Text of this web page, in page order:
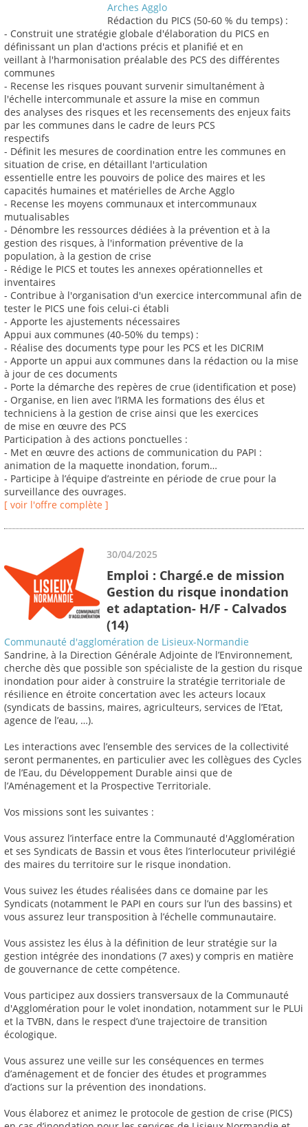
Arches Agglo
Rédaction du PICS (50-60 % du temps) :
- Construit une stratégie globale d'élaboration du PICS en
définissant un plan d'actions précis et planifié et en
veillant à l'harmonisation préalable des PCS des différentes
communes
- Recense les risques pouvant survenir simultanément à
l'échelle intercommunale et assure la mise en commun
des analyses des risques et les recensements des enjeux faits
par les communes dans le cadre de leurs PCS
respectifs
- Définit les mesures de coordination entre les communes en
situation de crise, en détaillant l'articulation
essentielle entre les pouvoirs de police des maires et les
capacités humaines et matérielles de Arche Agglo
- Recense les moyens communaux et intercommunaux
mutualisables
- Dénombre les ressources dédiées à la prévention et à la
gestion des risques, à l'information préventive de la
population, à la gestion de crise
- Rédige le PICS et toutes les annexes opérationnelles et
inventaires
- Contribue à l'organisation d'un exercice intercommunal afin de
tester le PICS une fois celui-ci établi
- Apporte les ajustements nécessaires
Appui aux communes (40-50% du temps) :
- Réalise des documents type pour les PCS et les DICRIM
- Apporte un appui aux communes dans la rédaction ou la mise
à jour de ces documents
- Porte la démarche des repères de crue (identification et pose)
- Organise, en lien avec l’IRMA les formations des élus et
techniciens à la gestion de crise ainsi que les exercices
de mise en œuvre des PCS
Participation à des actions ponctuelles :
- Met en œuvre des actions de communication du PAPI :
animation de la maquette inondation, forum…
- Participe à l’équipe d’astreinte en période de crue pour la
surveillance des ouvrages.
[ voir l'offre complète ]
30/04/2025
Emploi : Chargé.e de mission
Gestion du risque inondation
et adaptation- H/F - Calvados
(14)
Communauté d'agglomération de Lisieux-Normandie
Sandrine, à la Direction Générale Adjointe de l’Environnement,
cherche dès que possible son spécialiste de la gestion du risque
inondation pour aider à construire la stratégie territoriale de
résilience en étroite concertation avec les acteurs locaux
(syndicats de bassins, maires, agriculteurs, services de l’Etat,
agence de l’eau, …).
Les interactions avec l’ensemble des services de la collectivité
seront permanentes, en particulier avec les collègues des Cycles
de l’Eau, du Développement Durable ainsi que de
l’Aménagement et la Prospective Territoriale.
Vos missions sont les suivantes :
Vous assurez l’interface entre la Communauté d'Agglomération
et ses Syndicats de Bassin et vous êtes l’interlocuteur privilégié
des maires du territoire sur le risque inondation.
Vous suivez les études réalisées dans ce domaine par les
Syndicats (notamment le PAPI en cours sur l’un des bassins) et
vous assurez leur transposition à l’échelle communautaire.
Vous assistez les élus à la définition de leur stratégie sur la
gestion intégrée des inondations (7 axes) y compris en matière
de gouvernance de cette compétence.
Vous participez aux dossiers transversaux de la Communauté
d'Agglomération pour le volet inondation, notamment sur le PLUi
et la TVBN, dans le respect d’une trajectoire de transition
écologique.
Vous assurez une veille sur les conséquences en termes
d’aménagement et de foncier des études et programmes
d’actions sur la prévention des inondations.
Vous élaborez et animez le protocole de gestion de crise (PICS)